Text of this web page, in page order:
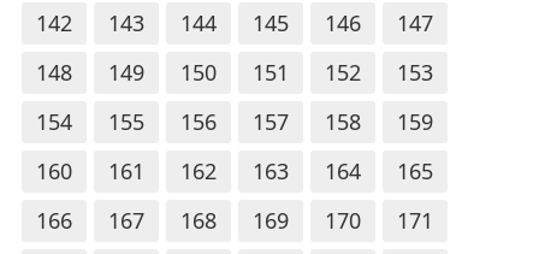
142
143 144 145 146
147
148
149 150 151 152
153
154
155 156 157 158
159
160
161 162 163 164
165
166
167 168 169 170
171